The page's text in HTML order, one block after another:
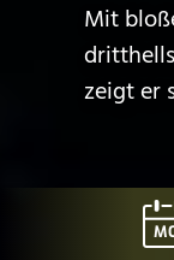
Mit
zeigt er